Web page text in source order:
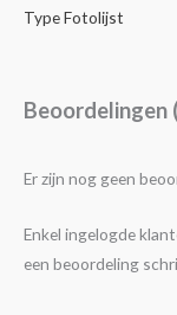
Type Fotolijst
Beoordelingen
Er zijn nog geen
Enkel ingelogde
een beoordeling